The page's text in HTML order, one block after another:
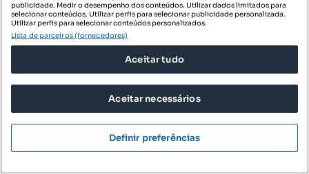
DESCARREGAR NA:
© 2026 Imovirtual.com, OLX Portugal, S.A.
TERMOS DE UTILIZAÇÃO
POLÍTICA DE PRIVACIDADE
CONFIGURAÇÕES DE PRIVACIDADE
publicidade. Medir o desempenho dos conteúdos. Utilizar dados limitados para
selecionar conteúdos. Utilizar perfis para selecionar publicidade personalizada.
Utilizar perfis para selecionar conteúdos personalizados.
Lista de parceiros (fornecedores)
Aceitar tudo
Aceitar necessários
Definir preferências